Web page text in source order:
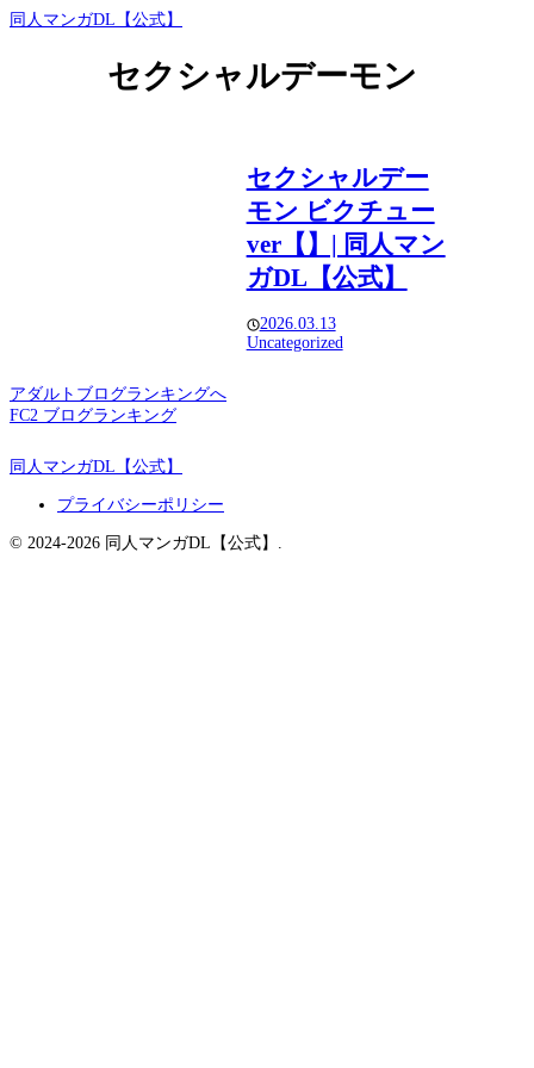
同人マンガDL【公式】
セクシャルデーモン
セクシャルデー
モン ビクチュー
ver【】| 同人マン
ガDL【公式】
2026.03.13
Uncategorized
アダルトブログランキングへ
FC2 ブログランキング
同人マンガDL【公式】
プライバシーポリシー
© 2024-2026 同人マンガDL【公式】.